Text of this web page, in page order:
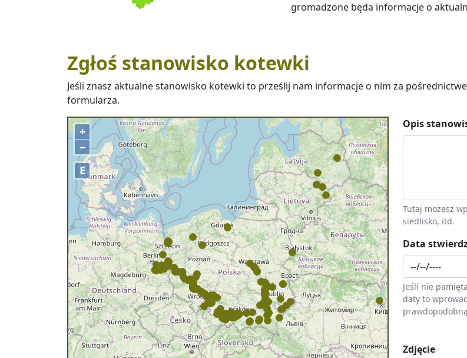
gromadzone będa informacje o
Zgłoś stanowisko kotewki
Jeśli znasz aktualne stanowisko kotewki to prześlij nam informacje o nim za
formularza.
+
−
E
Opis
Tutaj możesz
siedlisko, itd.
Data
Jeśli nie
daty to
Zdjęcie